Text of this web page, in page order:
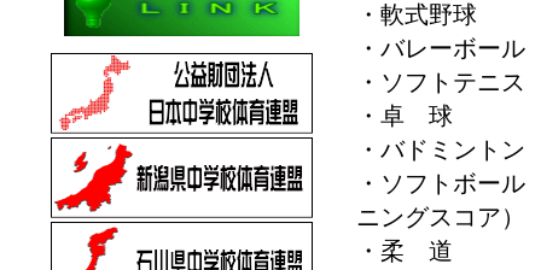
・軟式野
・バレーボ
・ソフトテ
・卓 球
・バドミン
・ソフトボー
ニングスコア）
・柔 道